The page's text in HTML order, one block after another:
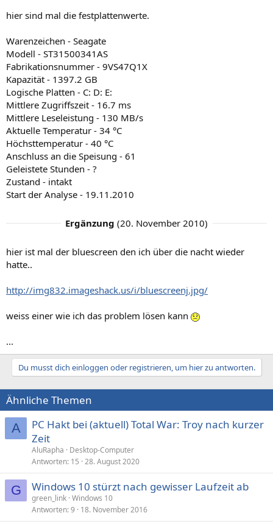
hier sind mal die festplattenwerte.
Warenzeichen - Seagate
Modell - ST31500341AS
Fabrikationsnummer - 9VS47Q1X
Kapazität - 1397.2 GB
Logische Platten - C: D: E:
Mittlere Zugriffszeit - 16.7 ms
Mittlere Leseleistung - 130 MB/s
Aktuelle Temperatur - 34 °C
Höchsttemperatur - 40 °C
Anschluss an die Speisung - 61
Geleistete Stunden - ?
Zustand - intakt
Start der Analyse - 19.11.2010
Ergänzung (20. November 2010)
hier ist mal der bluescreen den ich über die nacht wieder
hatte..
http://img832.imageshack.us/i/bluescreenj.jpg/
weiss einer wie ich das problem lösen kann
...
Du musst dich einloggen oder registrieren, um hier zu antworten.
Ähnliche Themen
A
PC Hakt bei (aktuell) Total War: Troy nach kurzer
Zeit
AluRapha
Desktop-Computer
Antworten 15 28. August 2020
G Windows 10 stürzt nach gewisser Laufzeit ab
green_link Windows 10
Antworten 9 18. November 2016